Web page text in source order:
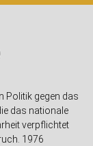
Politik gegen das
das nationale
verpflichtet
1976